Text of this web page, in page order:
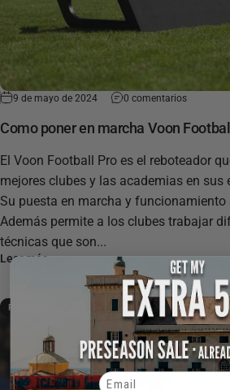
9 de mayo de 2024 0 comentarios
Como poner en marcha Voon
El Voon Football Pro es el reboteador
mejores clubes y las academias en sus
Su puesta en marcha y
Además permite a los clubes trabajar
técnicas que son...
Leer más
FOOTBALL
Email